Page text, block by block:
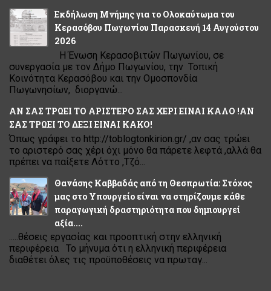
Εκδήλωση Μνήμης για το Ολοκαύτωμα του
Κερασόβου Πωγωνίου Παρασκευή 14 Αυγούστου
2026
Η Ένωση Κερασοβιτών Πωγωνίου, σε
συνεργασία με τον Δήμο Πωγωνίου, την Τοπική
Κοινότητα Κερασόβου και την Ομοσπονδία
Πωγωνησίων, διοργανώ...
ΑΝ ΣΑΣ ΤΡΩΕΙ ΤΟ ΑΡΙΣΤΕΡΟ ΣΑΣ ΧΕΡΙ ΕΙΝΑΙ ΚΑΛΟ !ΑΝ
ΣΑΣ ΤΡΩΕΙ ΤΟ ΔΕΞΙ ΕΙΝΑΙ ΚΑΚΟ!
Όπως γράφει το http://toblogtonkirion.gr/ ,αν σας τρώει
το αριστερό σας χέρι όχι μόνο θα πάρετε λεφτά ,αλλά θα
πρέπει να παίξετε Λόττο ,Τζό...
Θανάσης Καββαδάς από τη Θεσπρωτία: Στόχος
μας στο Υπουργείο είναι να στηρίζουμε κάθε
παραγωγική δραστηριότητα που δημιουργεί
αξία....
.....θέσεις εργασίας και προοπτική στην ελληνική
περιφέρεια Το μήνυμα ότι η ελληνική περιφέρεια
διαθέτει όλες τις προϋποθέσεις να πρωταγ...